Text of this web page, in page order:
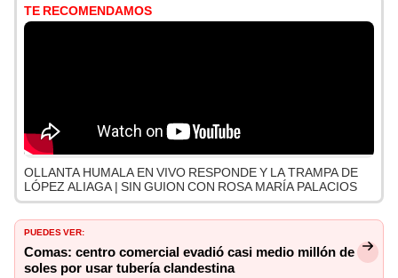
TE RECOMENDAMOS
OLLANTA HUMALA EN VIVO RESPONDE Y LA TRAMPA DE
LÓPEZ ALIAGA | SIN GUION CON ROSA MARÍA PALACIOS
PUEDES VER:
Comas: centro comercial evadió casi medio millón de
soles por usar tubería clandestina